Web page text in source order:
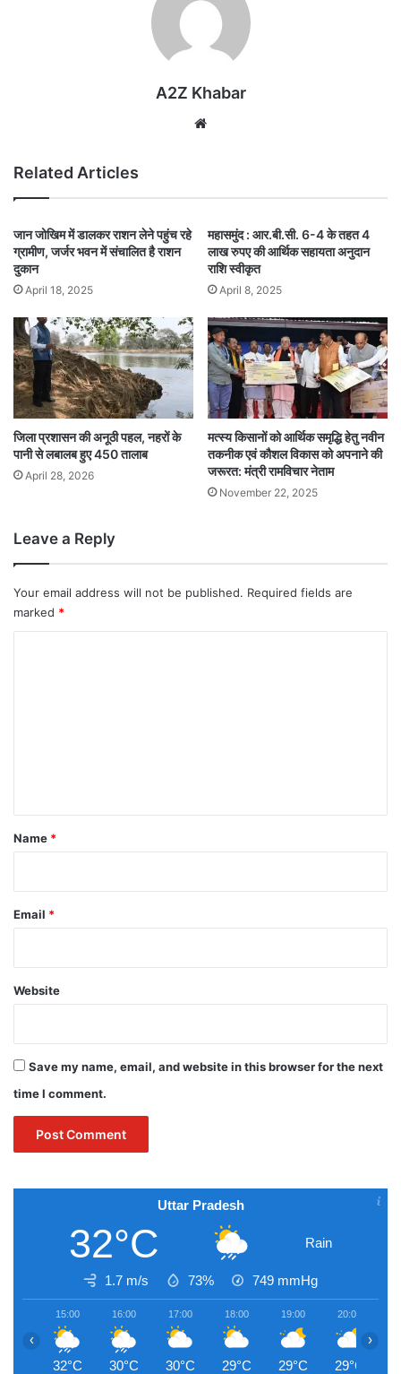
A2Z Khabar
Related Articles
जान जोखिम में डालकर राशन लेने पहुंच रहे
ग्रामीण, जर्जर भवन में संचालित है राशन
दुकान
April 18, 2025
महासमुंद : आर.बी.सी. 6-4 के तहत 4
लाख रुपए की आर्थिक सहायता अनुदान
राशि स्वीकृत
April 8, 2025
जिला प्रशासन की अनूठी पहल, नहरों के
पानी से लबालब हुए 450 तालाब
April 28, 2026
मत्स्य किसानों को आर्थिक समृद्धि हेतु नवीन
तकनीक एवं कौशल विकास को अपनाने की
जरूरत: मंत्री रामविचार नेताम
November 22, 2025
Leave a Reply
Your email address will not be published. Required fields are
marked *
*
Name *
Email *
Website
Save my name, email, and website in this browser for the next
time I comment.
Uttar Pradesh
32°C Rain
1.7 m/s 73% 749 mmHg
15:00
32°C
16:00
30°C
17:00
30°C
18:00
29°C
19:00
29°C
20:00
29°C
‹ ›